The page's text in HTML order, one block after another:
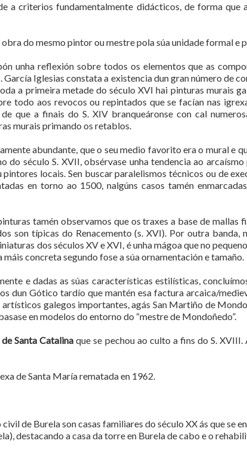
a criterios fundamentalmente didácticos, de forma que
do mesmo pintor ou mestre pola súa unidade formal e
unha reflexión sobre todos os elementos que as
Iglesias constata a existencia dun gran número de
a primeira metade do século XVI hai pinturas murais
todo aos revocos ou repintados que se facían nas
que a finais do S. XIV branqueáronse con cal
murais primando os retablos.
abundante, que o seu medio favorito era o mural e
do século S. XVII, obsérvase unha tendencia ao
locais. Sen buscar paralelismos técnicos ou de
en torno ao 1500, nalgúns casos tamén
tamén observamos que os traxes a base de mallas
son típicas do Renacemento (s. XVI). Por outra banda,
dos séculos XV e XVI, é unha mágoa que no
concreta segundo fose a súa ornamentación e tamaño.
e dadas as súas características estilísticas,
dun Gótico tardío que mantén esa factura arcaica/
galegos importantes, agás San Martiño de
en modelos do entorno do “mestre de Mondoñedo”.
de Santa Catalinaque se pechou ao culto a fins do S.
de Santa María rematada en 1962.
de Burela son casas familiares do século XX ás que se
destacando a casa da torre en Burela de cabo e o